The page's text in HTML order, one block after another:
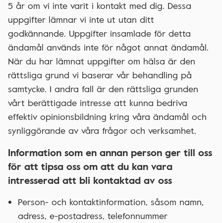
5 år om vi inte varit i kontakt med dig. Dessa
uppgifter lämnar vi inte ut utan ditt
godkännande. Uppgifter insamlade för detta
ändamål används inte för något annat ändamål.
När du har lämnat uppgifter om hälsa är den
rättsliga grund vi baserar vår behandling på
samtycke. I andra fall är den rättsliga grunden
vårt berättigade intresse att kunna bedriva
effektiv opinionsbildning kring våra ändamål och
synliggörande av våra frågor och verksamhet.
Information som en annan person ger till oss
för att tipsa oss om att du kan vara
intresserad att bli kontaktad av oss
Person- och kontaktinformation, såsom namn,
adress, e-postadress, telefonnummer